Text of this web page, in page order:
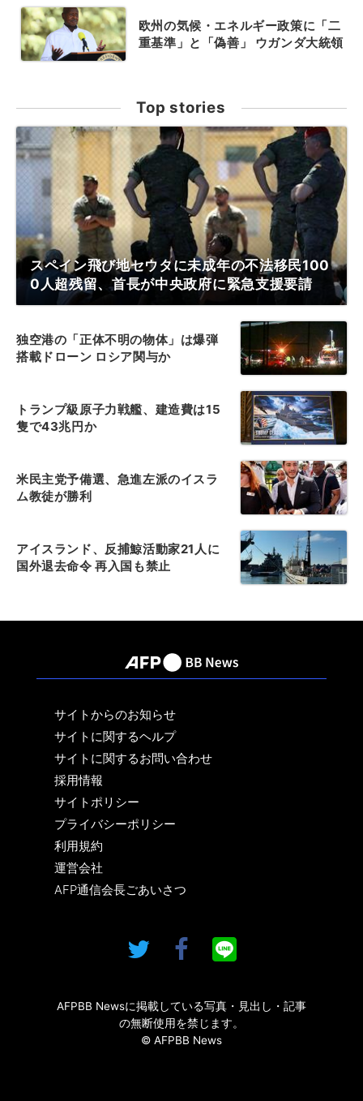
欧州の気候・エネルギー政策に「二
重基準」と「偽善」 ウガンダ大統領
Top stories
スペイン飛び地セウタに未成年の不法移民100
0人超残留、首長が中央政府に緊急支援要請
独空港の「正体不明の物体」は爆弾
搭載ドローン ロシア関与か
トランプ級原子力戦艦、建造費は15
隻で43兆円か
米民主党予備選、急進左派のイスラ
ム教徒が勝利
アイスランド、反捕鯨活動家21人に
国外退去命令 再入国も禁止
サイトからのお知らせ
サイトに関するヘルプ
サイトに関するお問い合わせ
採用情報
サイトポリシー
プライバシーポリシー
利用規約
運営会社
AFP通信会長ごあいさつ
AFPBB Newsに掲載している写真・見出し・記事
の無断使用を禁じます。
© AFPBB News